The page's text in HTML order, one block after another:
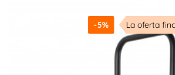
-5% La oferta